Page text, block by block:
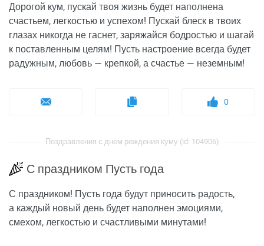
Дорогой кум, пускай твоя жизнь будет наполнена
счастьем, легкостью и успехом! Пускай блеск в твоих
глазах никогда не гаснет, заряжайся бодростью и шагай
к поставленным целям! Пусть настроение всегда будет
радужным, любовь — крепкой, а счастье — неземным!
0
Поздравления с днем рождения куму (id: 104906)
С праздником Пусть года
С праздником! Пусть года будут приносить радость,
а каждый новый день будет наполнен эмоциями,
смехом, легкостью и счастливыми минутами!